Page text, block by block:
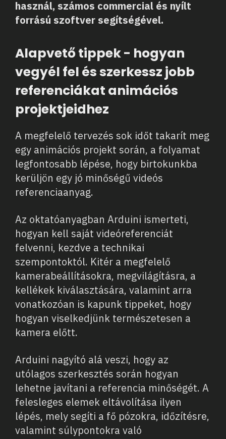
használ, számos commercial és nyílt
forrású szoftver segítségével.
Alapvető tippek - hogyan
vegyél fel és szerkessz jobb
referenciákat animációs
projektjeidhez
A megfelelő tervezés sok időt takarít meg
egy animációs projekt során, a folyamat
legfontosabb lépése, hogy birtokunkba
kerüljön egy jó minőségű videós
referenciaanyag.
Az oktatóanyagban Arduini ismerteti,
hogyan kell saját videóreferenciát
felvenni, kezdve a technikai
szempontoktól. Kitér a megfelelő
kamerabeállításokra, megvilágításra, a
kellékek kiválasztására, valamint arra
vonatkozóan is kapunk tippeket, hogy
hogyan viselkedjünk természetesen a
kamera előtt.
Arduini nagyító alá veszi, hogy az
utólagos szerkesztés során hogyan
lehetne javítani a referencia minőségét. A
felesleges elemek eltávolítása ilyen
lépés, mely segíti a fő pózokra, időzítésre,
valamint súlypontokra való